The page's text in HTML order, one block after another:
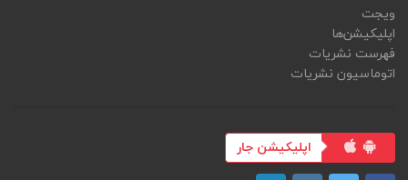
ویجت
اپلیکیشن‌ها
فهرست نشریات
اتوماسیون نشریات
اپلیکیشن جار